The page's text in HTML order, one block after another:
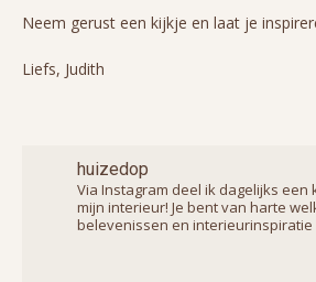
Neem gerust een kijkje en laat je
Liefs, Judith
huizedop
Via Instagram deel ik dagelijks een
mijn interieur! Je bent van harte
belevenissen en interieurinspiratie